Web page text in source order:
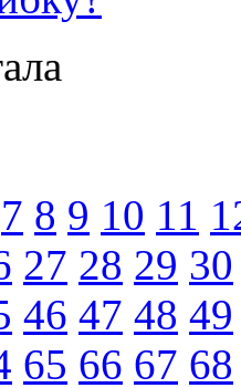
7 8 9 10 11
27 28 29 30
46 47 48 49
65 66 67 68